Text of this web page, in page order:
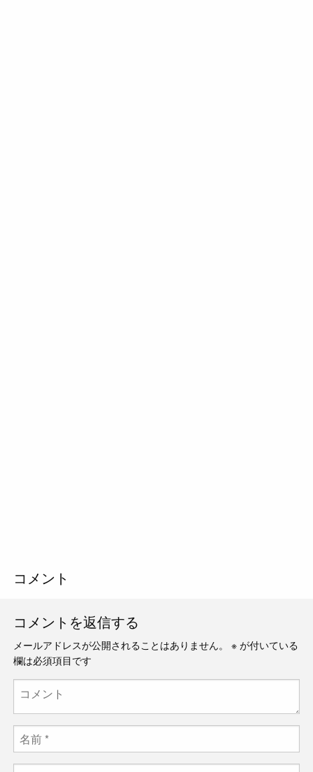
コメント
コメントを返信する
メールアドレスが公開されることはありません。 ※ が付いている
欄は必須項目です